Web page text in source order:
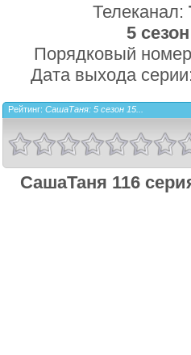
Телеканал:
5 сезон
Порядковый
Дата выхода
Рейтинг: СашаТаня: 5 сезон 15...
СашаТаня 116